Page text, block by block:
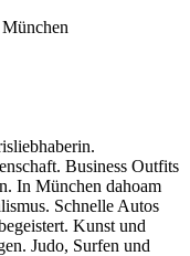
Business Outfits
In München dahoam
Schnelle Autos
Kunst und
Judo, Surfen und